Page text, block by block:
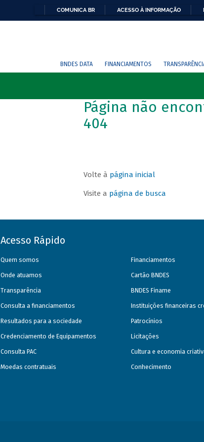
COMUNICA BR ACESSO À INFORMAÇÃO
BNDES DATA FINANCIAMENTOS
Página não
404
Volte à página inicial
Visite a página de busca
Acesso Rápido
Quem somos
Onde atuamos
Transparência
Consulta a financiamentos
Resultados para a sociedade
Credenciamento de Equipamentos
Consulta PAC
Moedas contratuais
Financiamentos
Cartão BNDES
BNDES Finame
Instituições financeiras
Patrocínios
Licitações
Cultura e economia
Conhecimento